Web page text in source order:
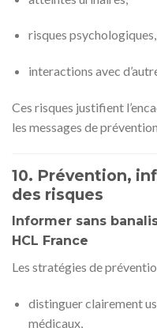
risques psychologiques,
interactions avec
Ces risques justifient
les messages de
10. Prévention,
des risques
Informer sans
HCL France
Les stratégies de
distinguer clairement
médicaux,